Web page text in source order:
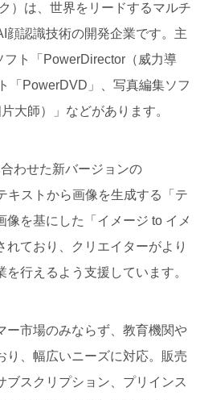
）は、世界をリードするマルチ
顔認識技術の開発企業です。主
フト「PowerDirector（威力導
「PowerDVD」、写真編集ソフ
大師）」などがあります。
わせた新バージョンの
キストから画像を生成する「テ
像を基にした「イメージ to イメ
れており、クリエイターがより
行えるよう支援しています。
ー市場のみならず、教育機関や
り、幅広いニーズに対応。販売
ブスクリプション、プリインス